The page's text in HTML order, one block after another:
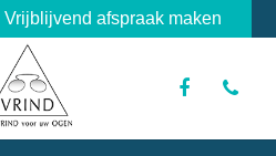
Vrijblijvend afspraak maken